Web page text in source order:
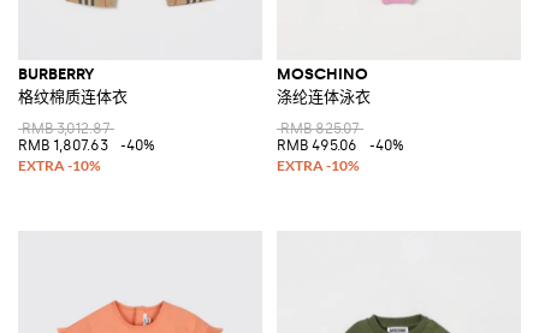
BURBERRY
格纹棉质连体衣
RMB 3,012.87
RMB 1,807.63
-40%
MOSCHINO
涤纶连体泳衣
RMB 825.07
RMB 495.06
-40%